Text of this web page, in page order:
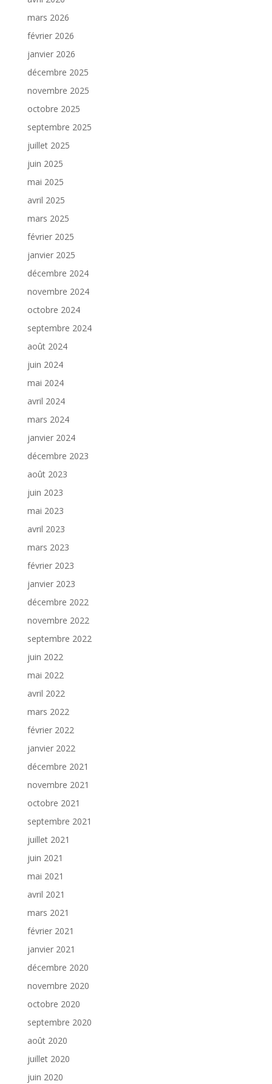
mars 2026
février 2026
janvier 2026
décembre 2025
novembre 2025
octobre 2025
septembre 2025
juillet 2025
juin 2025
mai 2025
avril 2025
mars 2025
février 2025
janvier 2025
décembre 2024
novembre 2024
octobre 2024
septembre 2024
août 2024
juin 2024
mai 2024
avril 2024
mars 2024
janvier 2024
décembre 2023
août 2023
juin 2023
mai 2023
avril 2023
mars 2023
février 2023
janvier 2023
décembre 2022
novembre 2022
septembre 2022
juin 2022
mai 2022
avril 2022
mars 2022
février 2022
janvier 2022
décembre 2021
novembre 2021
octobre 2021
septembre 2021
juillet 2021
juin 2021
mai 2021
avril 2021
mars 2021
février 2021
janvier 2021
décembre 2020
novembre 2020
octobre 2020
septembre 2020
août 2020
juillet 2020
juin 2020